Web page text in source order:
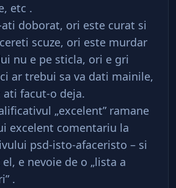
etc .
ati doborat, ori este curat si
scuze, ori este murdar
nu e pe sticla, ori e gri
ar trebui sa va dati mainile,
ati facut-o deja.
„excelent” ramane
excelent comentariu la
psd-isto-afaceristo – si
e nevoie de o „lista a
.